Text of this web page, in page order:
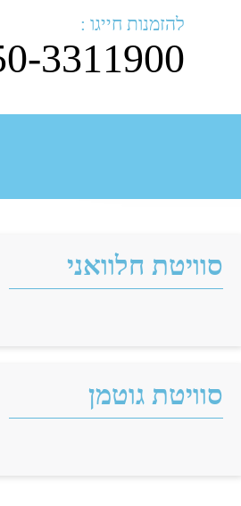
3311900
להזמנות חייגו :
סוויטת חלוואני
סוויטת גוטמן